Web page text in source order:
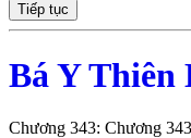
Tiếp tục
Bá Y Thiên
Chương 343: Chương